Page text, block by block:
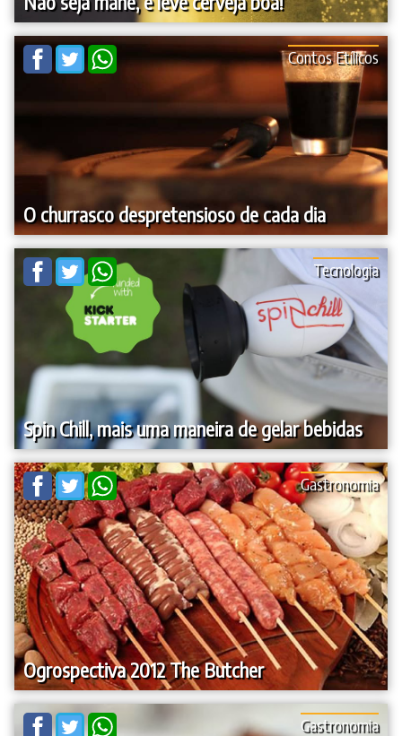
O churrasco despretensioso de cada dia
Contos Etílicos
Spin Chill, mais uma maneira de gelar bebidas
Tecnologia
Ogrospectiva 2012 The Butcher
Gastronomia
Gastronomia